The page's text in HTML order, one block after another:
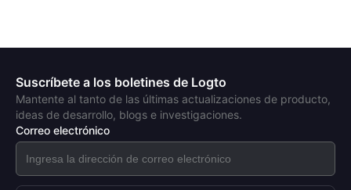
Suscríbete a los boletines de Logto
Mantente al tanto de las últimas actualizaciones de producto,
ideas de desarrollo, blogs e investigaciones.
Correo electrónico